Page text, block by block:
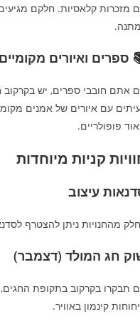
מזכרות קלאסיות. חלקם
ספרים ואיורים מקומיים
אתם חובבי ספרים, יש בקרקוב
עם איורים של אמנים
פופולריים.
קניות מיוחדות
עיצוב
מהחנויות ניתן להצטרף
חג המולד (דצמבר)
תבקרו בקרקוב בתקופת החגים,
קינמון באוויר.